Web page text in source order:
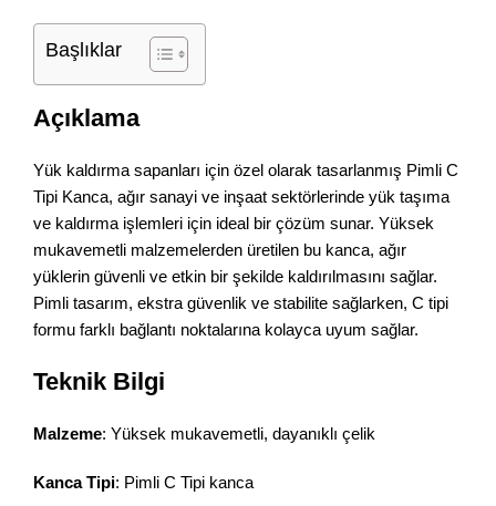
Başlıklar
Açıklama
Yük kaldırma sapanları için özel olarak tasarlanmış Pimli C
Tipi Kanca, ağır sanayi ve inşaat sektörlerinde yük taşıma
ve kaldırma işlemleri için ideal bir çözüm sunar. Yüksek
mukavemetli malzemelerden üretilen bu kanca, ağır
yüklerin güvenli ve etkin bir şekilde kaldırılmasını sağlar.
Pimli tasarım, ekstra güvenlik ve stabilite sağlarken, C tipi
formu farklı bağlantı noktalarına kolayca uyum sağlar.
Teknik Bilgi
Malzeme: Yüksek mukavemetli, dayanıklı çelik
Kanca Tipi: Pimli C Tipi kanca